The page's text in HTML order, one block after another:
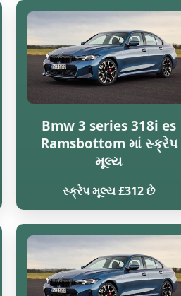
Bmw 3 series 318i es
Ramsbottom માં સ્ક્રેપ
મૂલ્ય
સ્ક્રેપ મૂલ્ય £312 છે